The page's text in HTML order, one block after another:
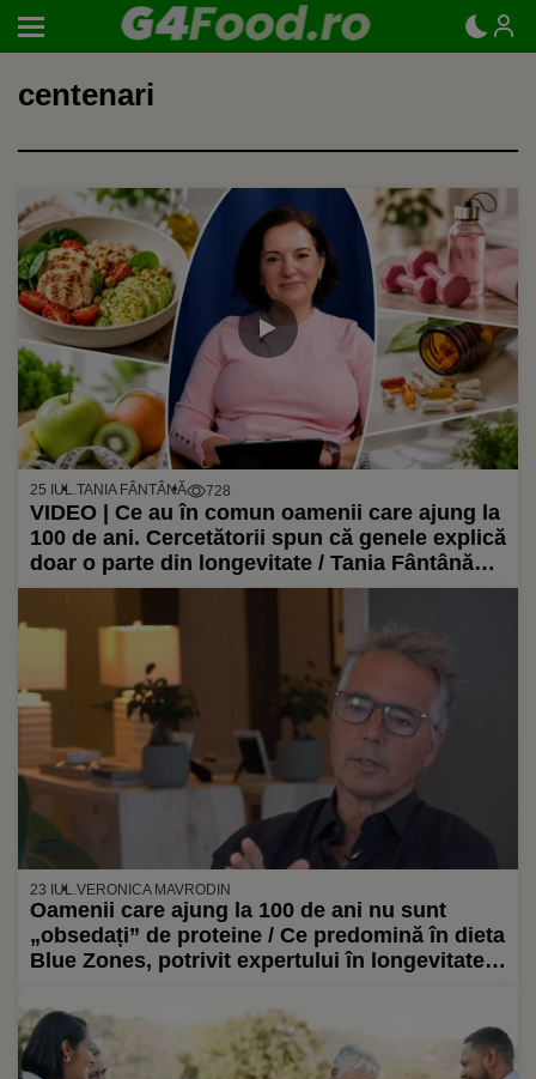
centenari
25 IUL.TANIA FÂNTÂNĂ 728
VIDEO | Ce au în comun oamenii care ajung la
100 de ani. Cercetătorii spun că genele explică
doar o parte din longevitate / Tania Fântână
(nutriționist): „Se opresc din mâncat înainte
23 IUL.VERONICA MAVRODIN
Oamenii care ajung la 100 de ani nu sunt
„obsedați” de proteine / Ce predomină în dieta
Blue Zones, potrivit expertului în longevitate